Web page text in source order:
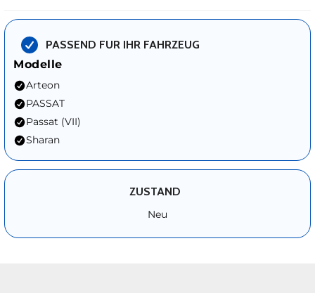
PASSEND FUR IHR FAHRZEUG
Modelle
Arteon
PASSAT
Passat (VII)
Sharan
ZUSTAND
Neu